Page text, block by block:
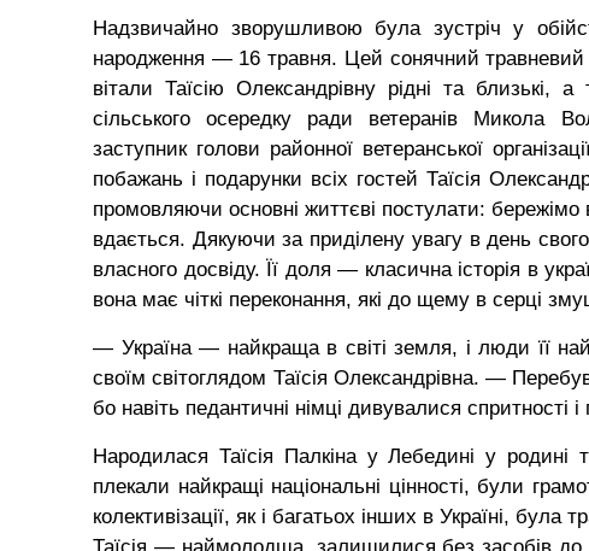
Надзвичайно зворушливою була зустріч у
народження — 16 травня. Цей сонячний травневий
вітали Таїсію Олександрівну рідні та
сільського осередку ради ветеранів Микола
заступник голови районної ветеранської
побажань і подарунки всіх гостей Таїсія
промовляючи основні життєві постулати: бережімо
вдається. Дякуючи за приділену увагу в день свого
власного досвіду. Її доля — класична історія в
вона має чіткі переконання, які до щему в серці
— Україна — найкраща в світі земля, і люди її
своїм світоглядом Таїсія Олександрівна. —
бо навіть педантичні німці дивувалися спритності і
Народилася Таїсія Палкіна у Лебедині у
плекали найкращі національні цінності, були
колективізації, як і багатьох інших в Україні,